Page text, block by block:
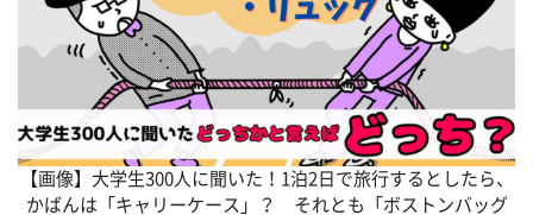
【画像】大学生300人に聞いた！1泊2日で旅行するとしたら、
かばんは「キャリーケース」？ それとも「ボストンバッグ